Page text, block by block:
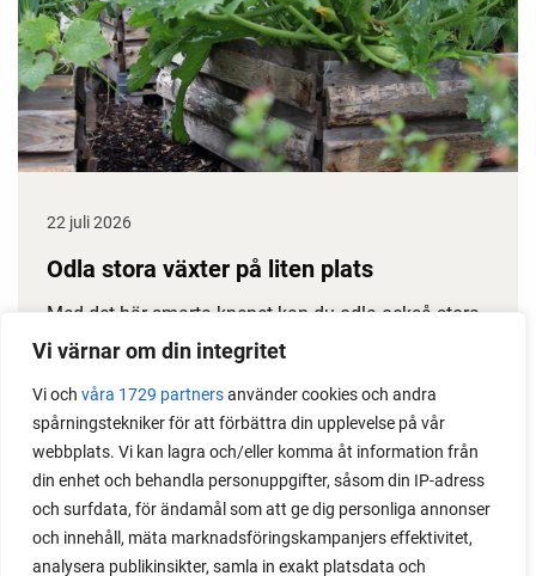
Vi värnar om din integritet
Vi och våra 1729 partnersanvänder cookies och andra
spårningstekniker för att förbättra din upplevelse på vår
webbplats. Vi kan lagra och/eller komma åt information från
din enhet och behandla personuppgifter, såsom din IP-adress
och surfdata, för ändamål som att ge dig personliga annonser
och innehåll, mäta marknadsföringskampanjers effektivitet,
analysera publikinsikter, samla in exakt platsdata och
22 juli 2026
Odla stora växter på liten plats
Med det här smarta knepet kan du odla också stora
växter i en pallkrage tillsammans med andra växter.